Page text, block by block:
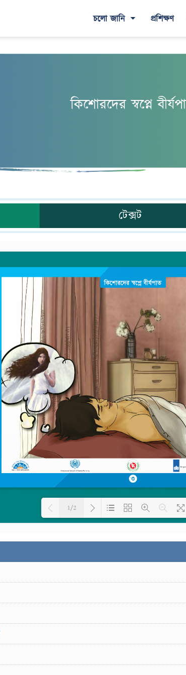
চলো জানি প্রশিক্ষণ
কিশোরদের স্বপ্নে
টেক্সট
1/2